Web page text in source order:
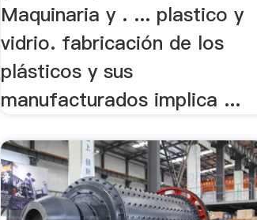
Maquinaria y . ... plastico y
vidrio. fabricación de los
plásticos y sus
manufacturados implica ...